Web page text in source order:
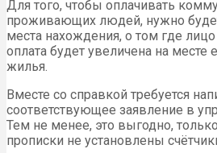
Для того, чтобы оплачивать
проживающих людей, нужно
места нахождения, о том где
оплата будет увеличена на месте
жилья.
Вместе со справкой требуется
соответствующее заявление в
Тем не менее, это выгодно,
прописки не установлены